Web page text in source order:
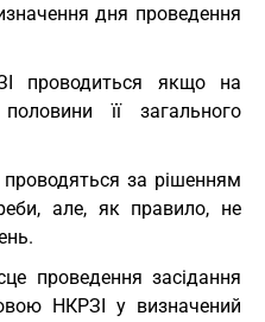
дня проведення
проводиться якщо на
її загального
за рішенням
але, як правило, не
проведення засідання
НКРЗІ у визначений